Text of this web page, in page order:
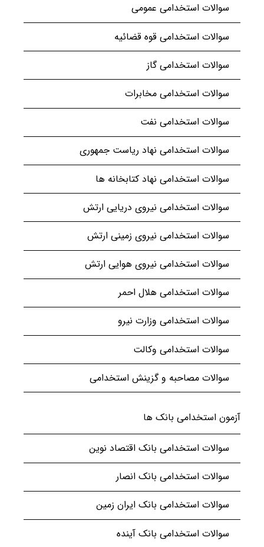
سوالات استخدامی عمومی
سوالات استخدامی قوه قضائیه
سوالات استخدامی گاز
سوالات استخدامی مخابرات
سوالات استخدامی نفت
سوالات استخدامی نهاد ریاست جمهوری
سوالات استخدامی نهاد کتابخانه ها
سوالات استخدامی نیروی دریایی ارتش
سوالات استخدامی نیروی زمینی ارتش
سوالات استخدامی نیروی هوایی ارتش
سوالات استخدامی هلال احمر
سوالات استخدامی وزارت نیرو
سوالات استخدامی وکالت
سوالات مصاحبه و گزینش استخدامی
آزمون استخدامی بانک ها
سوالات استخدامی بانک اقتصاد نوین
سوالات استخدامی بانک انصار
سوالات استخدامی بانک ایران زمین
سوالات استخدامی بانک آینده